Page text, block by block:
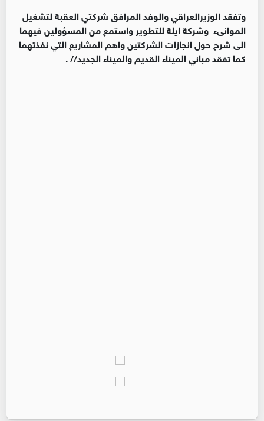
وتفقد الوزيرالعراقي والوفد المرافق شركتي العقبة لتشغيل
الموانىء وشركة ايلة للتطوير واستمع من المسؤولين فيهما
الى شرح حول انجازات الشركتين واهم المشاريع التي نفذتهما
كما تفقد مباني الميناء القديم والميناء الجديد// .